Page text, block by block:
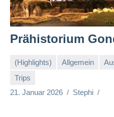
Prähistorium
(Highlights) Allgemein
Trips
21. Januar 2026
Stephi